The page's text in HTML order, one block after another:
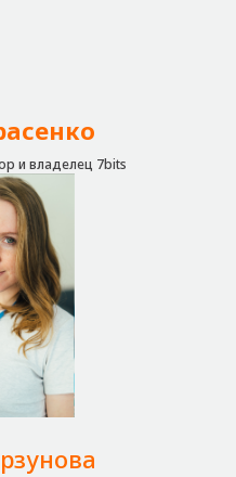
и владелец 7bits